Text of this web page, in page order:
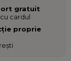
gratuit
cardul
proprie